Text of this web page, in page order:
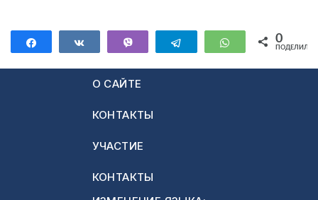
Крещении Духом
Святом.Приглашаем
Церкви. Это
большая нужда
времени, в
котором мы живем
тем временем,
могут придти и
ПоделитьсяПоделиться Telegram WhatsApp
0
О САЙТЕ
КОНТАКТЫ
УЧАСТИЕ
КОНТАКТЫ